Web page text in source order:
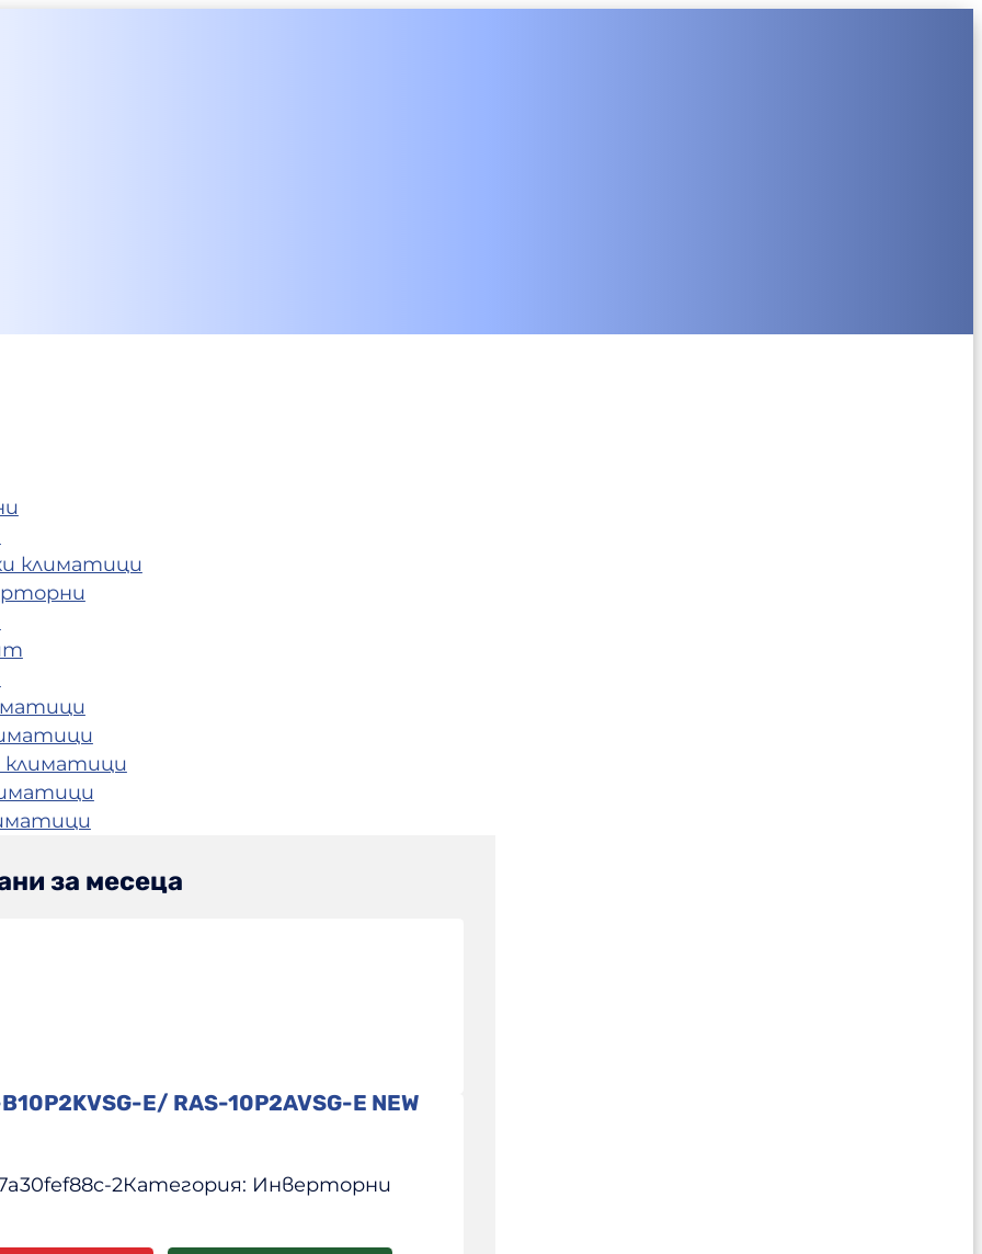
климатици
климатици
за месеца
E/ RAS-10P2AVSG-E NEW
2Категория: Инверторни